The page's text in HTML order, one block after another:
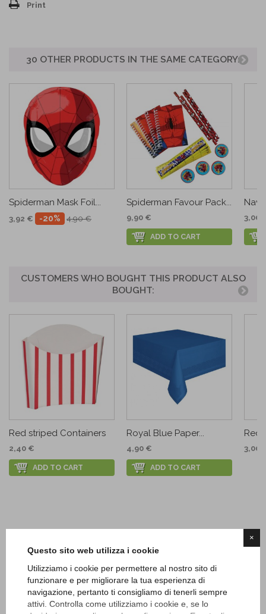
×
Questo sito web utilizza i cookie
Utilizziamo i cookie per permettere al nostro sito di
funzionare e per migliorare la tua esperienza di
navigazione, pertanto ti consigliamo di tenerli sempre
attivi. Controlla come utilizziamo i cookie e, se lo
Print
30 OTHER PRODUCTS IN THE SAME CATEGORY:
Spiderman Mask Foil...
3,92 € -20% 4,90 €
Spiderman Favour Pack...
9,90 €
ADD TO CART
3,00
CUSTOMERS WHO BOUGHT THIS PRODUCT ALSO
BOUGHT:
Red striped Containers
2,40 €
ADD TO CART
Royal Blue Paper...
4,90 €
ADD TO CART
Red
3,00